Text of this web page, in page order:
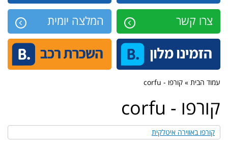
צרו קשר המלצה יומית
עמוד הבית » קורפו - corfu
קורפו - corfu
קורפו באווירה איטלקית